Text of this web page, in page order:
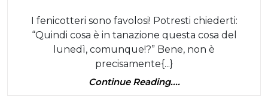
fascino
Blog
I fenicotteri sono favolosi! Potresti chiederti:
“Quindi cosa è in tanazione questa cosa del
lunedì, comunque!?” Bene, non è
precisamente{...}
Continue Reading....Continue